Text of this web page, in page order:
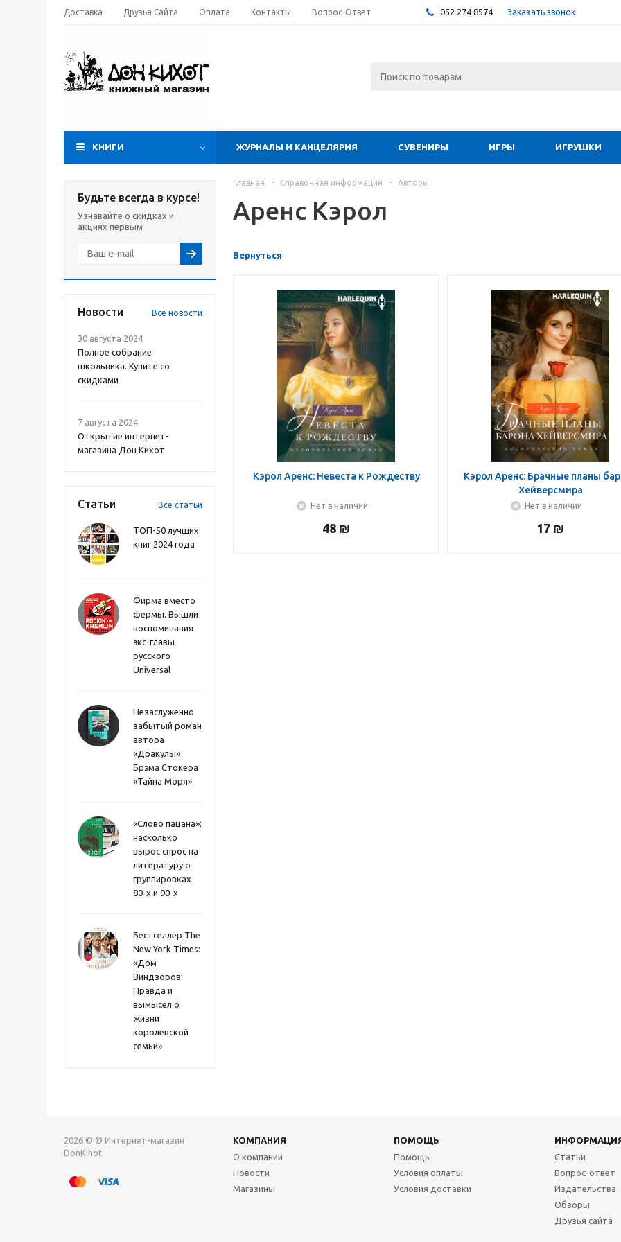
Доставка Друзья Сайта Оплата Контакты Вопрос-Ответ 052 274 8574 Заказать звонок
КНИГИ ЖУРНАЛЫ И КАНЦЕЛЯРИЯ СУВЕНИРЫ ИГРЫ ИГРУШКИ
Будьте всегда в курсе!
Узнавайте о скидках и
акциях первым
Новости Все новости
30 августа 2024
Полное собрание
школьника. Купите со
скидками
7 августа 2024
Открытие интернет-
магазина Дон Кихот
Статьи Все статьи
ТОП-50 лучших
книг 2024 года
Фирма вместо
фермы. Вышли
воспоминания
экс-главы
русского
Universal
Незаслуженно
забытый роман
автора
«Дракулы»
Брэма Стокера
«Тайна Моря»
«Слово пацана»:
насколько
вырос спрос на
литературу о
группировках
80-х и 90-х
Бестселлер The
New York Times:
«Дом
Виндзоров:
Правда и
вымысел о
жизни
королевской
семьи»
Главная - Справочная информация - Авторы
Аренс Кэрол
Вернуться
Кэрол Аренс: Невеста к Рождеству
Нет в наличии
48 ₪
Кэрол Аренс: Брачные планы
Хейверсмира
Нет в наличии
17 ₪
2026 © © Интернет-магазин
DonKihot
КОМПАНИЯ ПОМОЩЬ
О компании
Новости
Магазины
Помощь
Условия оплаты
Условия доставки
Статьи
Вопрос-ответ
Издательства
Обзоры
Друзья сайта